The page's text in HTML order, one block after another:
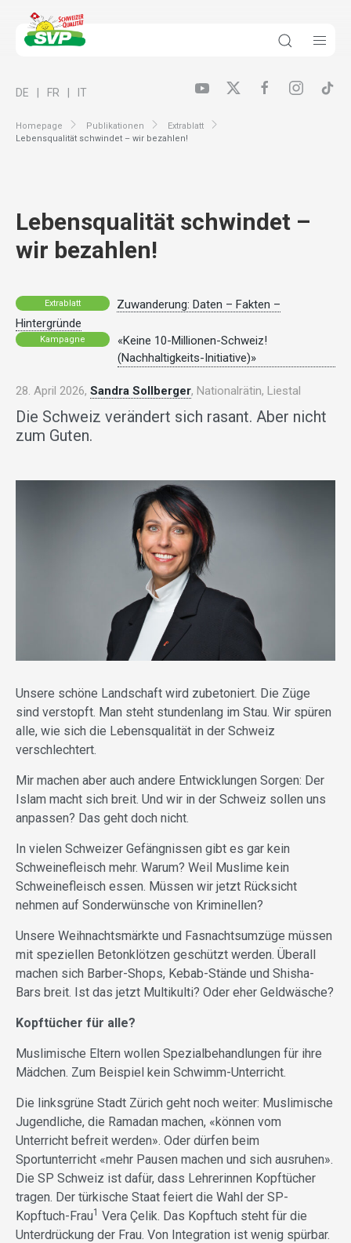
Homepage Publikationen
Extrablatt
Lebensqualität schwindet – wir bezahlen!
DE FR IT
Lebensqualität schwindet –
wir bezahlen!
Extrablatt
Zuwanderung: Daten – Fakten –
Hintergründe
Kampagne
«Keine 10-Millionen-Schweiz!
(Nachhaltigkeits-Initiative)»
28. April 2026, Sandra Sollberger, Nationalrätin, Liestal
Die Schweiz verändert sich rasant. Aber nicht
zum Guten.
Unsere schöne Landschaft wird zubetoniert. Die Züge
sind verstopft. Man steht stundenlang im Stau. Wir spüren
alle, wie sich die Lebensqualität in der Schweiz
verschlechtert.
Mir machen aber auch andere Entwicklungen Sorgen: Der
Islam macht sich breit. Und wir in der Schweiz sollen uns
anpassen? Das geht doch nicht.
In vielen Schweizer Gefängnissen gibt es gar kein
Schweinefleisch mehr. Warum? Weil Muslime kein
Schweinefleisch essen. Müssen wir jetzt Rücksicht
nehmen auf Sonderwünsche von Kriminellen?
Unsere Weihnachtsmärkte und Fasnachtsumzüge müssen
mit speziellen Betonklötzen geschützt werden. Überall
machen sich Barber-Shops, Kebab-Stände und Shisha-
Bars breit. Ist das jetzt Multikulti? Oder eher Geldwäsche?
Kopftücher für alle?
Muslimische Eltern wollen Spezialbehandlungen für ihre
Mädchen. Zum Beispiel kein Schwimm-Unterricht.
Die linksgrüne Stadt Zürich geht noch weiter: Muslimische
Jugendliche, die Ramadan machen, «können vom
Unterricht befreit werden». Oder dürfen beim
Sportunterricht «mehr Pausen machen und sich ausruhen».
Die SP Schweiz ist dafür, dass Lehrerinnen Kopftücher
tragen. Der türkische Staat feiert die Wahl der SP-
Kopftuch-Frau1 Vera Çelik. Das Kopftuch steht für die
Unterdrückung der Frau. Von Integration ist wenig spürbar.